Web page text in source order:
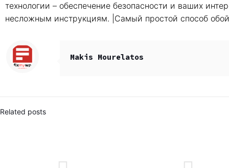
технологии – обеспечение безопасности и ваших
несложным инструкциям. |Самый простой способ
Makis Mourelatos
Related posts